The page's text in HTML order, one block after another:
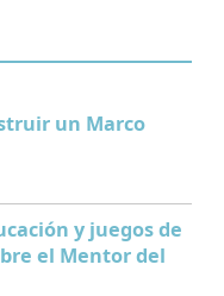
un Marco
y juegos de
el Mentor del